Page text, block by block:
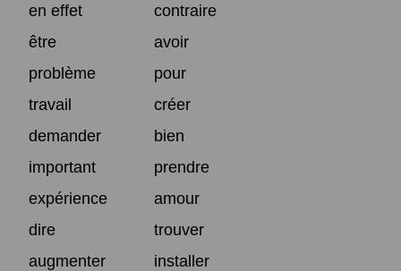
en effet
contraire
être
avoir
problème
pour
travail
créer
demander
bien
important
prendre
expérience
amour
dire
trouver
augmenter
installer